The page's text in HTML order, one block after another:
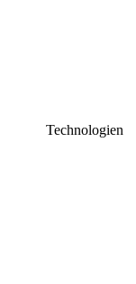
Technologien